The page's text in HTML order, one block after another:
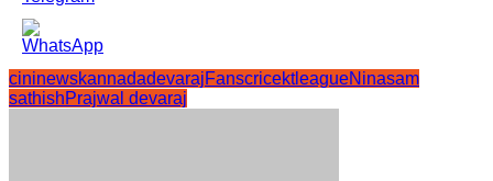
cininewskannadadevarajFanscricektleagueNinasam
sathishPrajwal devaraj